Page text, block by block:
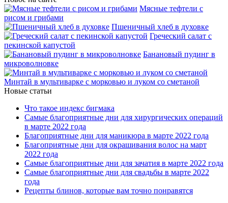
Мясные тефтели с
рисом и грибами
Пшеничный хлеб в духовке
Греческий салат с
пекинской капустой
Банановый пудинг в
микроволновке
Минтай в мультиварке с морковью и луком со сметаной
Новые статьи
Что такое индекс бигмака
Самые благоприятные дни для хирургических операций
в марте 2022 года
Благоприятные дни для маникюра в марте 2022 года
Благоприятные дни для окрашивания волос на март
2022 года
Самые благоприятные дни для зачатия в марте 2022 года
Самые благоприятные дни для свадьбы в марте 2022
года
Рецепты блинов, которые вам точно понравятся